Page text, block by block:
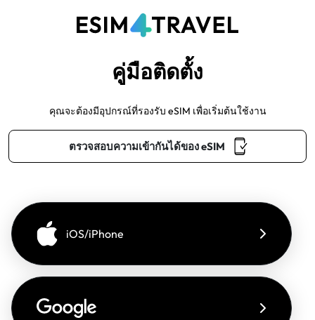
คู่มือติดตั้ง
คุณจะต้องมีอุปกรณ์ที่รองรับ eSIM เพื่อเริ่มต้นใช้งาน
ตรวจสอบความเข้ากันได้ของ eSIM
iOS/iPhone